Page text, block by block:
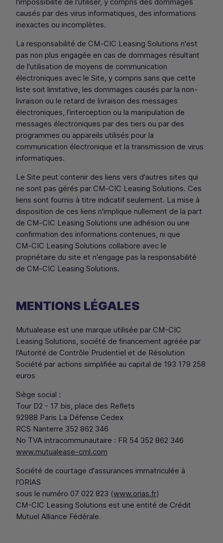
l'impossibilité de l'utiliser, y compris des dommages
causés par des virus informatiques, des informations
inexactes ou incomplètes.
La responsabilité de CM‑CIC Leasing Solutions n'est
pas non plus engagée en cas de dommages résultant
de l'utilisation de moyens de communication
électroniques avec le Site, y compris sans que cette
liste soit limitative, les dommages causés par la non-
livraison ou le retard de livraison des messages
électroniques, l'interception ou la manipulation de
messages électroniques par des tiers ou par des
programmes ou appareils utilisés pour la
communication électronique et la transmission de virus
informatiques.
Le Site peut contenir des liens vers d'autres sites qui
ne sont pas gérés par CM‑CIC Leasing Solutions. Ces
liens sont fournis à titre indicatif seulement. La mise à
disposition de ces liens n'implique nullement de la part
de CM‑CIC Leasing Solutions une adhésion ou une
confirmation des informations contenues, ni que
CM‑CIC Leasing Solutions collabore avec le
propriétaire du site et n'engage pas la responsabilité
de CM‑CIC Leasing Solutions.
MENTIONS LÉGALES
Mutualease est une marque utilisée par CM-CIC
Leasing Solutions, société de financement agréée par
l'Autorité de Contrôle Prudentiel et de Résolution
Société par actions simplifiée au capital de 193 179 258
euros
Siège social :
Tour D2 - 17 bis, place des Reflets
92988 Paris La Défense Cedex
RCS Nanterre 352 862 346
No TVA intracommunautaire : FR 54 352 862 346
www.mutualease-cml.com
Société de courtage d'assurances immatriculée à
l'ORIAS
sous le numéro 07 022 823 (www.orias.fr)
CM-CIC Leasing Solutions est une entité de Crédit
Mutuel Alliance Fédérale.